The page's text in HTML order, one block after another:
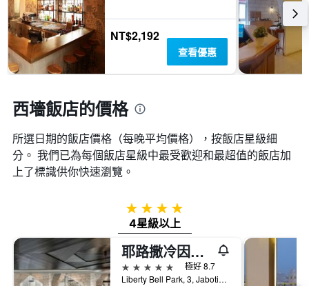
NT$2,192
查看優惠
西墻飯店的價格
所選日期的飯店價格（每晚平均價格），按飯店星級細
分。 我們已為每個飯店星級中最受歡迎和最超值的飯店加
上了標識供你快速瀏覽。
4星級
4星級以上
耶路撒冷因巴爾酒店
5星級
極好 8.7
Liberty Bell Park, 3, Jabotinsky St., 耶路撒冷, Jerusalem District, 以色列